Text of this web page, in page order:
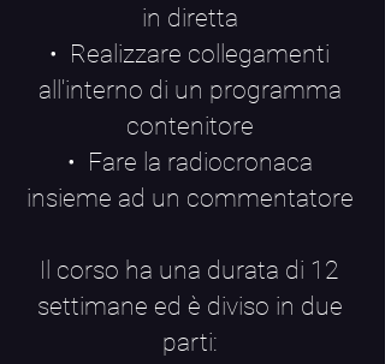
in diretta
• Realizzare collegamenti
all'interno di un programma
contenitore
• Fare la radiocronaca
insieme ad un commentatore
Il corso ha una durata di 12
settimane ed è diviso in due
parti: